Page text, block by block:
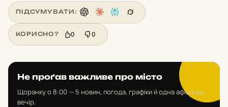
ПІДСУМУВАТИ:
КОРИСНО? 0 0
Не проґав важливе про місто
Щоранку о 8:00 — 5 новин, погода, графіки й одна афіша на
вечір.